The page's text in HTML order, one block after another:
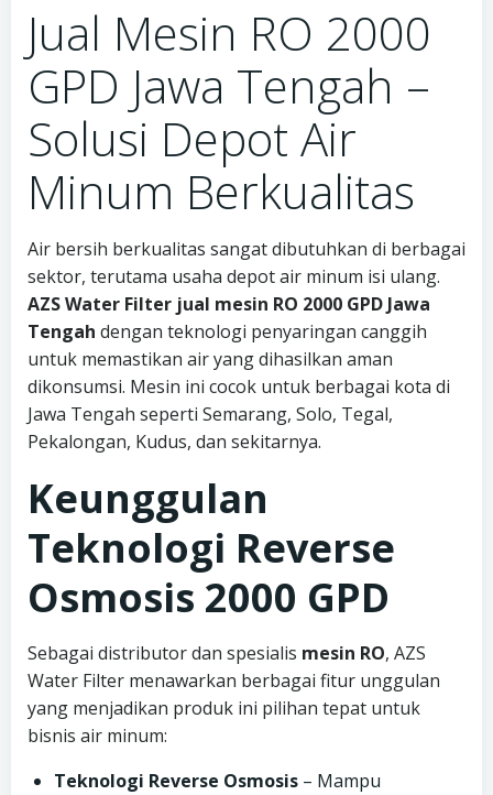
Jual Mesin RO 2000
GPD Jawa Tengah –
Solusi Depot Air
Minum Berkualitas
Air bersih berkualitas sangat dibutuhkan di berbagai
sektor, terutama usaha depot air minum isi ulang.
AZS Water Filter jual mesin RO 2000 GPD Jawa
Tengah dengan teknologi penyaringan canggih
untuk memastikan air yang dihasilkan aman
dikonsumsi. Mesin ini cocok untuk berbagai kota di
Jawa Tengah seperti Semarang, Solo, Tegal,
Pekalongan, Kudus, dan sekitarnya.
Keunggulan
Teknologi Reverse
Osmosis 2000 GPD
Sebagai distributor dan spesialis mesin RO, AZS
Water Filter menawarkan berbagai fitur unggulan
yang menjadikan produk ini pilihan tepat untuk
bisnis air minum:
Teknologi Reverse Osmosis – Mampu